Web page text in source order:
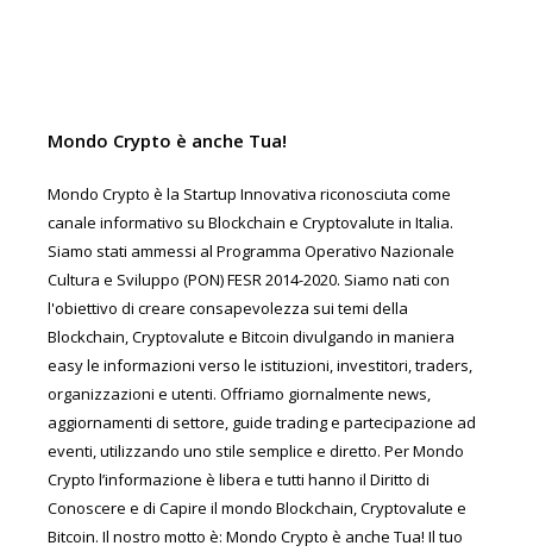
Mondo Crypto è anche Tua!
Mondo Crypto è la Startup Innovativa riconosciuta come
canale informativo su Blockchain e Cryptovalute in Italia.
Siamo stati ammessi al Programma Operativo Nazionale
Cultura e Sviluppo (PON) FESR 2014-2020. Siamo nati con
l'obiettivo di creare consapevolezza sui temi della
Blockchain, Cryptovalute e Bitcoin divulgando in maniera
easy le informazioni verso le istituzioni, investitori, traders,
organizzazioni e utenti. Offriamo giornalmente news,
aggiornamenti di settore, guide trading e partecipazione ad
eventi, utilizzando uno stile semplice e diretto. Per Mondo
Crypto l’informazione è libera e tutti hanno il Diritto di
Conoscere e di Capire il mondo Blockchain, Cryptovalute e
Bitcoin. Il nostro motto è: Mondo Crypto è anche Tua! Il tuo